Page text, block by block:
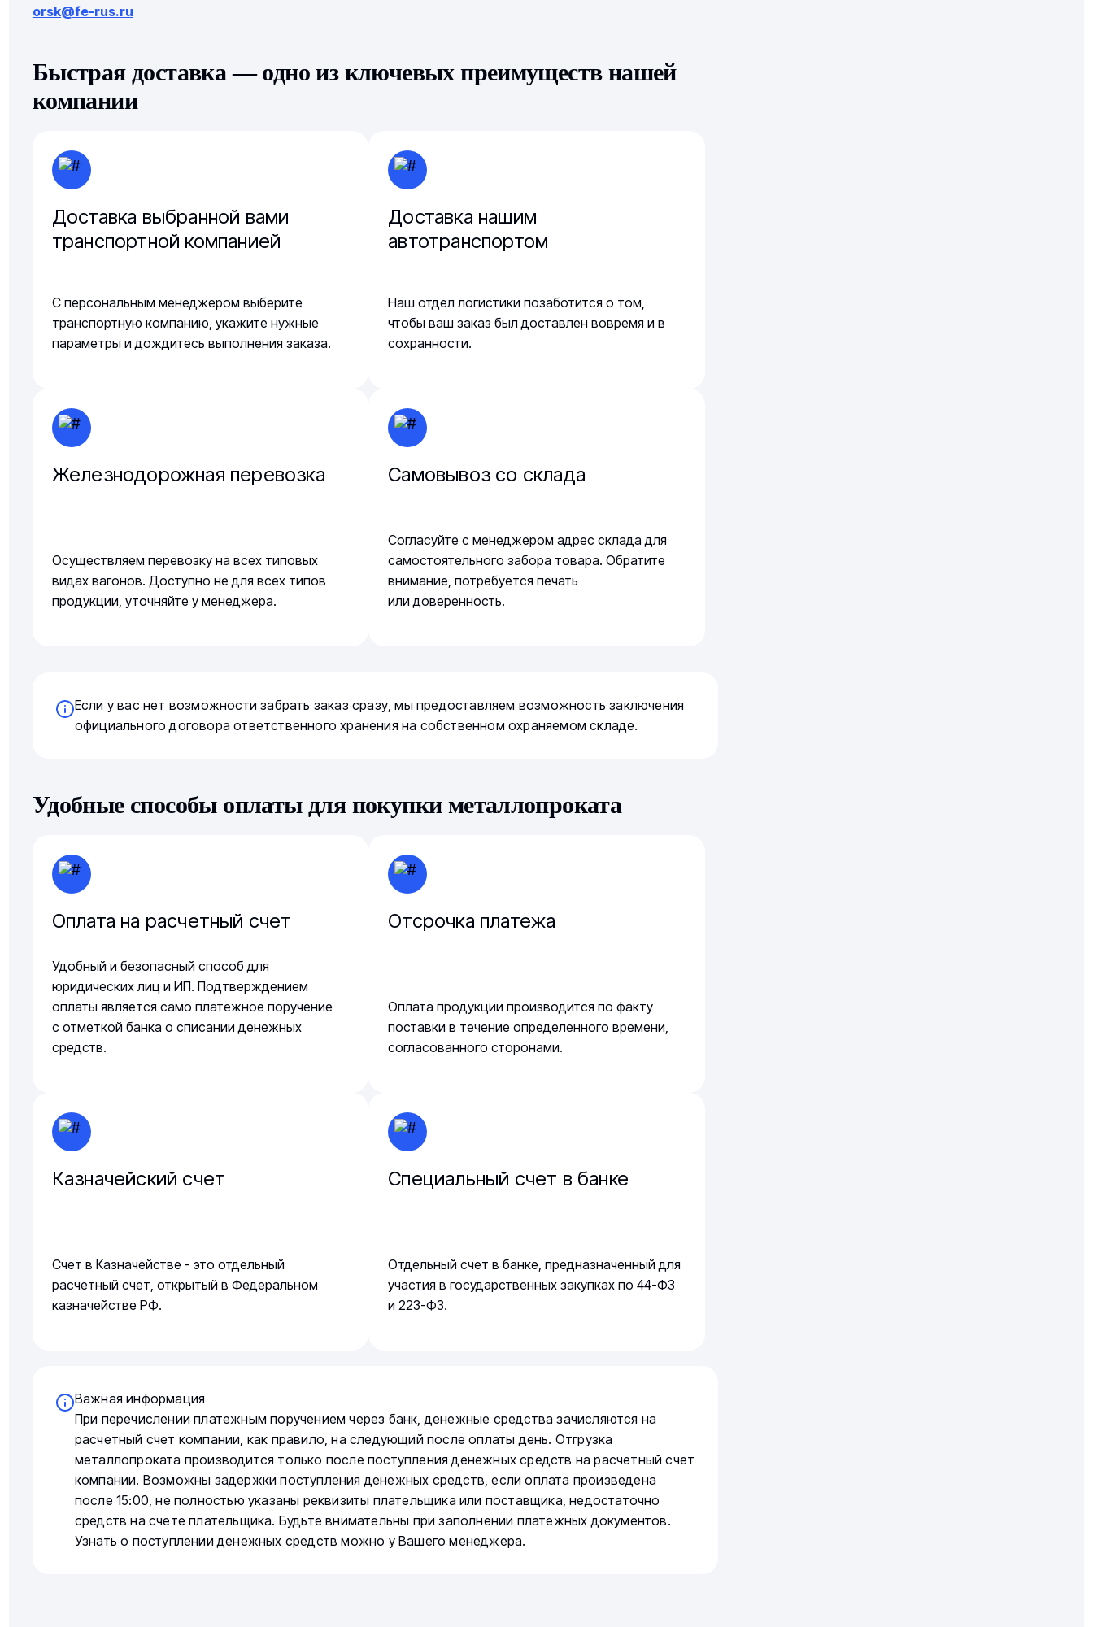
orsk@fe-rus.ru
Быстрая доставка — одно из ключевых преимуществ нашей
компании
Доставка выбранной вами
транспортной компанией
С персональным менеджером выберите
транспортную компанию, укажите нужные
параметры и дождитесь выполнения заказа.
Доставка нашим
автотранспортом
Наш отдел логистики позаботится о том,
чтобы ваш заказ был доставлен вовремя и в
сохранности.
Железнодорожная перевозка
Осуществляем перевозку на всех типовых
видах вагонов. Доступно не для всех типов
продукции, уточняйте у менеджера.
Самовывоз со склада
Согласуйте с менеджером адрес склада для
самостоятельного забора товара. Обратите
внимание, потребуется печать
или доверенность.
Если у вас нет возможности забрать заказ сразу, мы предоставляем возможность заключения
официального договора ответственного хранения на собственном охраняемом складе.
Удобные способы оплаты для покупки металлопроката
Оплата на расчетный счет
Удобный и безопасный способ для
юридических лиц и ИП. Подтверждением
оплаты является само платежное поручение
с отметкой банка о списании денежных
средств.
Отсрочка платежа
Оплата продукции производится по факту
поставки в течение определенного времени,
согласованного сторонами.
Казначейский счет
Счет в Казначействе - это отдельный
расчетный счет, открытый в Федеральном
казначействе РФ.
Специальный счет в банке
Отдельный счет в банке, предназначенный для
участия в государственных закупках по 44-ФЗ
и 223-ФЗ.
Важная информация
При перечислении платежным поручением через банк, денежные средства зачисляются на
расчетный счет компании, как правило, на следующий после оплаты день. Отгрузка
металлопроката производится только после поступления денежных средств на расчетный счет
компании. Возможны задержки поступления денежных средств, если оплата произведена
после 15:00, не полностью указаны реквизиты плательщика или поставщика, недостаточно
средств на счете плательщика. Будьте внимательны при заполнении платежных документов.
Узнать о поступлении денежных средств можно у Вашего менеджера.